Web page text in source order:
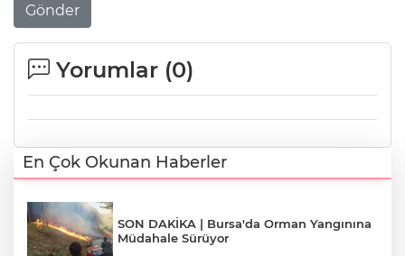
Gönder
Yorumlar (0)
En Çok Okunan Haberler
SON DAKİKA | Bursa'da Orman Yangınına
Müdahale Sürüyor